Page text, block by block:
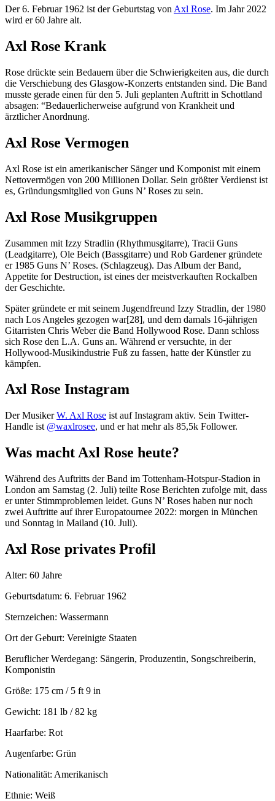
Der 6. Februar 1962 ist der Geburtstag von Axl Rose. Im Jahr 2022
wird er 60 Jahre alt.
Axl Rose Krank
Rose drückte sein Bedauern über die Schwierigkeiten aus, die durch
die Verschiebung des Glasgow-Konzerts entstanden sind. Die Band
musste gerade einen für den 5. Juli geplanten Auftritt in Schottland
absagen: “Bedauerlicherweise aufgrund von Krankheit und
ärztlicher Anordnung.
Axl Rose Vermogen
Axl Rose ist ein amerikanischer Sänger und Komponist mit einem
Nettovermögen von 200 Millionen Dollar. Sein größter Verdienst ist
es, Gründungsmitglied von Guns N’ Roses zu sein.
Axl Rose Musikgruppen
Zusammen mit Izzy Stradlin (Rhythmusgitarre), Tracii Guns
(Leadgitarre), Ole Beich (Bassgitarre) und Rob Gardener gründete
er 1985 Guns N’ Roses. (Schlagzeug). Das Album der Band,
Appetite for Destruction, ist eines der meistverkauften Rockalben
der Geschichte.
Später gründete er mit seinem Jugendfreund Izzy Stradlin, der 1980
nach Los Angeles gezogen war[28], und dem damals 16-jährigen
Gitarristen Chris Weber die Band Hollywood Rose. Dann schloss
sich Rose den L.A. Guns an. Während er versuchte, in der
Hollywood-Musikindustrie Fuß zu fassen, hatte der Künstler zu
kämpfen.
Axl Rose Instagram
Der MusikerW. Axl Rose ist auf Instagram aktiv. Sein Twitter-
Handle ist @waxlrosee, und er hat mehr als 85,5k Follower.
Was macht Axl Rose heute?
Während des Auftritts der Band im Tottenham-Hotspur-Stadion in
London am Samstag (2. Juli) teilte Rose Berichten zufolge mit, dass
er unter Stimmproblemen leidet. Guns N’ Roses haben nur noch
zwei Auftritte auf ihrer Europatournee 2022: morgen in München
und Sonntag in Mailand (10. Juli).
Axl Rose privates Profil
Alter: 60 Jahre
Geburtsdatum: 6. Februar 1962
Sternzeichen: Wassermann
Ort der Geburt: Vereinigte Staaten
Beruflicher Werdegang: Sängerin, Produzentin, Songschreiberin,
Komponistin
Größe: 175 cm / 5 ft 9 in
Gewicht: 181 lb / 82 kg
Haarfarbe: Rot
Augenfarbe: Grün
Nationalität: Amerikanisch
Ethnie: Weiß